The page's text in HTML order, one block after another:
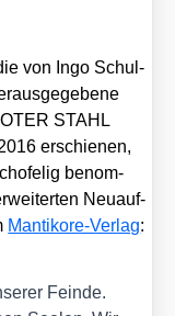
von Ingo Schul­
STAHL
erschie­nen,
benom­
Neu­auf­
Man­ti­ko­re-Ver­lag:
Fein­de.